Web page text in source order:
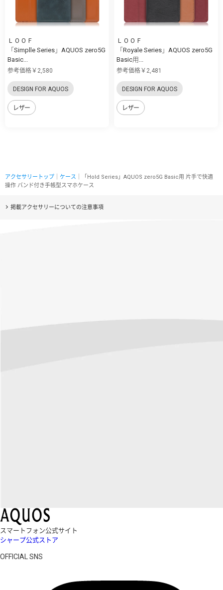
ＬＯＯＦ
「Simplle Series」AQUOS zero5G
Basic...
参考価格￥2,580
DESIGN FOR AQUOS
レザー
ＬＯＯＦ
「Royale Series」AQUOS zero5G
Basic用...
参考価格￥2,481
DESIGN FOR AQUOS
レザー
アクセサリートップ ケース ｜「Hold Series」AQUOS zero5G Basic用 片手で快適
操作 バンド付き手帳型スマホケース
掲載アクセサリーについての注意事項
スマートフォン公式サイト
シャープ公式ストア
OFFICIAL SNS